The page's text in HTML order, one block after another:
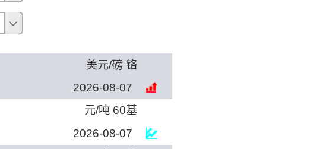
美元/磅 铬
2026-08-07
元/吨 60基
2026-08-07